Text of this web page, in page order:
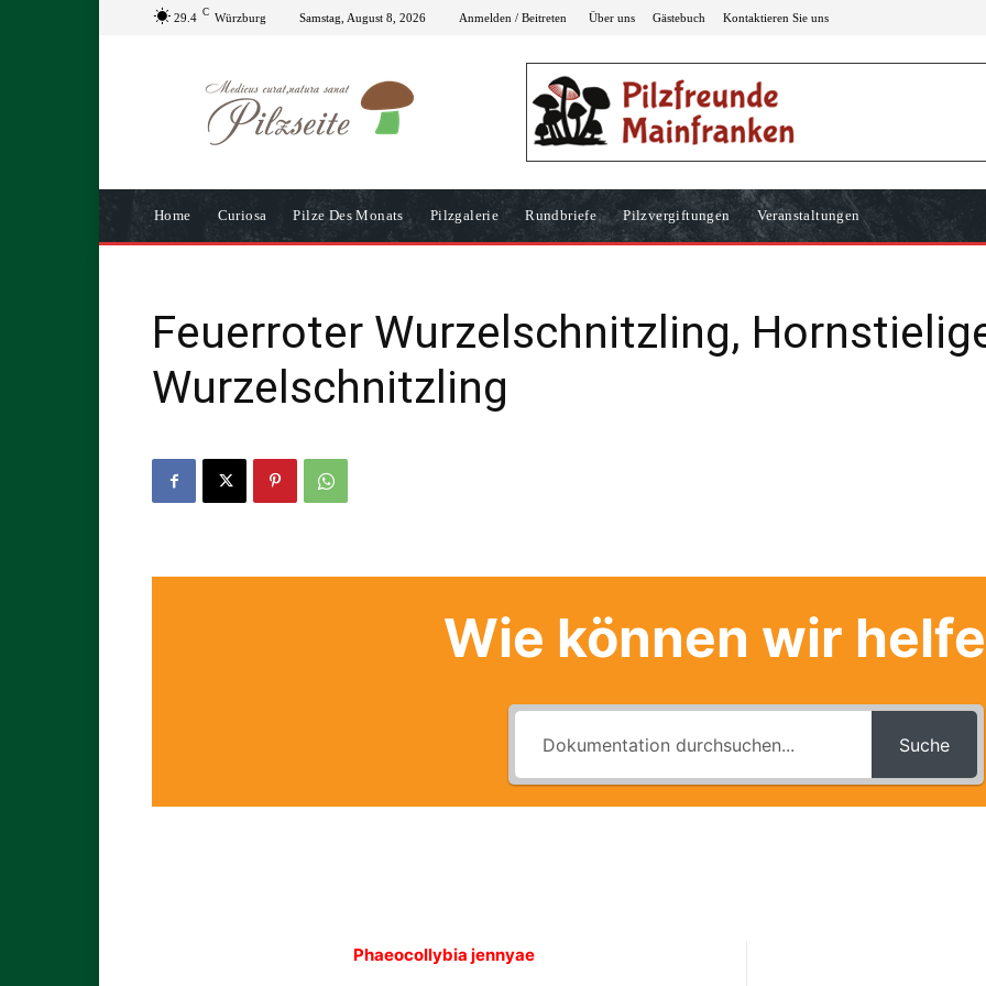
29.4 C Würzburg Samstag, August 8, 2026 Anmelden / Beitreten Über uns Gästebuch Kontaktieren Sie uns
Home Curiosa Pilze Des Monats Pilzgalerie Rundbriefe Pilzvergiftungen Veranstaltungen
Feuerroter Wurzelschnitzling,
Wurzelschnitzling
Wie können wir
Suche
Phaeocollybia jennyae